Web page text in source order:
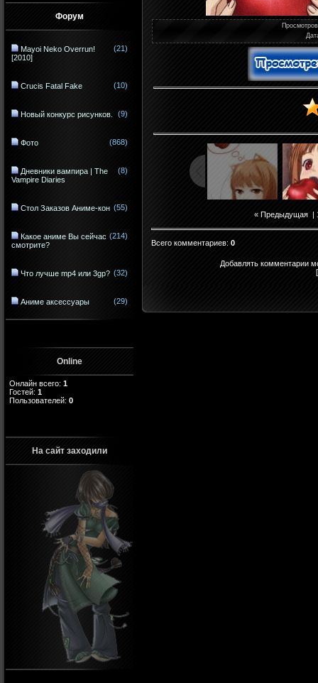
Форум
Mayoi Neko Overrun!
[2010]
(21)
Crucis Fatal Fake (10)
Новый конкурс рисунков. (9)
Фото (868)
Дневники вампира | The
Vampire Diaries
(8)
Стол Заказов Аниме-кон (55)
Какое аниме Вы сейчас
смотрите?
(214)
Что лучше mp4 или 3gp? (32)
Аниме аксессуары (29)
Online
Онлайн всего: 1
Гостей: 1
Пользователей: 0
На сайт заходили
Просмотров
« Предыдущая |
Всего комментариев: 0
Добавлять комментарии